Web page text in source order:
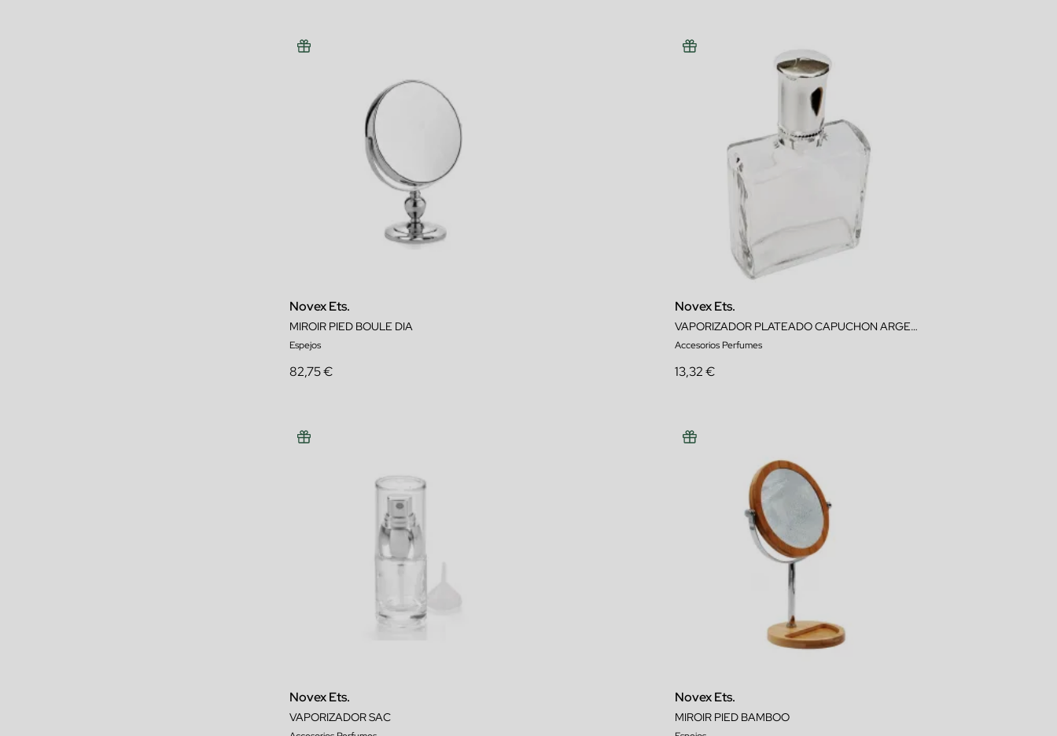
Novex Ets.
MIROIR PIED BOULE DIA
Espejos
82,75 €
Novex Ets.
VAPORIZADOR PLATEADO CAPUCHON ARGENTÉ
Accesorios Perfumes
13,32 €
Novex Ets.
VAPORIZADOR SAC
Novex Ets.
MIROIR PIED BAMBOO